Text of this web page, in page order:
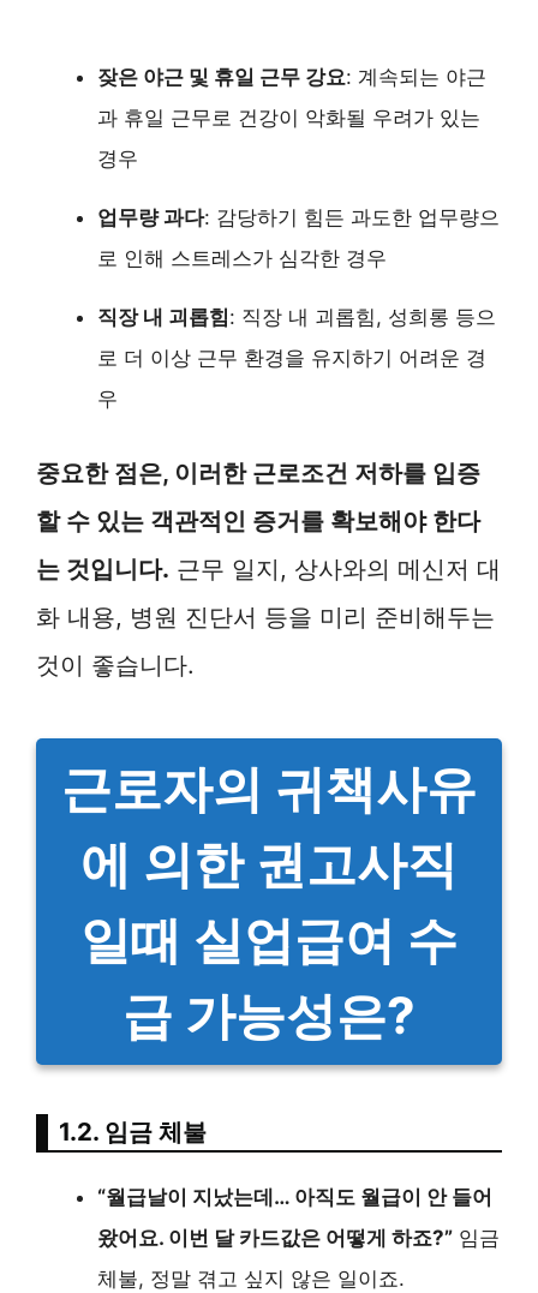
잦은 야근 및 휴일 근무 강요: 계속되는 야근
과 휴일 근무로 건강이 악화될 우려가 있는
경우
업무량 과다: 감당하기 힘든 과도한 업무량으
로 인해 스트레스가 심각한 경우
직장 내 괴롭힘: 직장 내 괴롭힘, 성희롱 등으
로 더 이상 근무 환경을 유지하기 어려운 경
우
중요한 점은, 이러한 근로조건 저하를 입증
할 수 있는 객관적인 증거를 확보해야 한다
는 것입니다. 근무 일지, 상사와의 메신저 대
화 내용, 병원 진단서 등을 미리 준비해두는
것이 좋습니다.
근로자의 귀책사유
에 의한 권고사직
일때 실업급여 수
급 가능성은?
1.2. 임금 체불
“월급날이 지났는데… 아직도 월급이 안 들어
왔어요. 이번 달 카드값은 어떻게 하죠?” 임금
체불, 정말 겪고 싶지 않은 일이죠.